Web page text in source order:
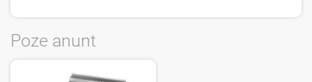
Poze anunt